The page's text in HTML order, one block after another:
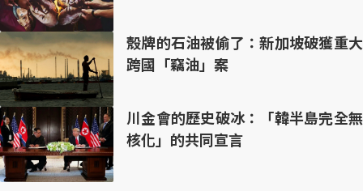
殼牌的石油被偷了：新加坡破獲重大
跨國「竊油」案
川金會的歷史破冰：「韓半島完全無
核化」的共同宣言